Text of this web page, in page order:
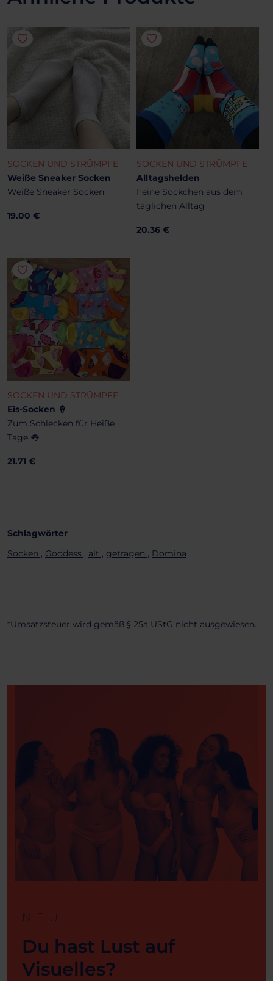
SOCKEN UND STRÜMPFE
Weiße Sneaker Socken
Weiße Sneaker Socken
19.00 €
SOCKEN UND STRÜMPFE
Alltagshelden
Feine Söckchen aus dem
täglichen Alltag
20.36 €
SOCKEN UND STRÜMPFE
Eis-Socken 🍦
Zum Schlecken für Heiße
Tage 👅
21.71 €
Schlagwörter
Socken , Goddess , alt , getragen , Domina
*Umsatzsteuer wird gemäß § 25a UStG nicht ausgewiesen.
NEU
Du hast Lust auf
Visuelles?